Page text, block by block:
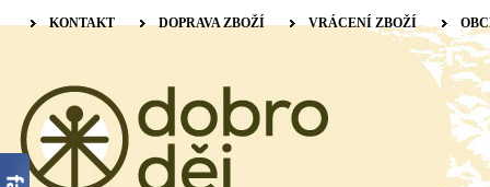
KONTAKT DOPRAVA ZBOŽÍ VRÁCENÍ ZBOŽÍ